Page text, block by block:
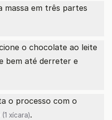
massa em três partes
o chocolate ao leite
bem até derreter e
o processo com o
(1 xícara).